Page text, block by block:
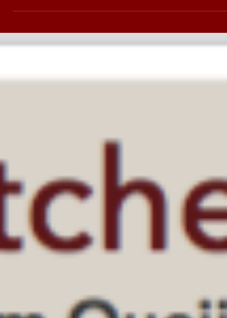
Perfect Butcher Moment -
Rosbife